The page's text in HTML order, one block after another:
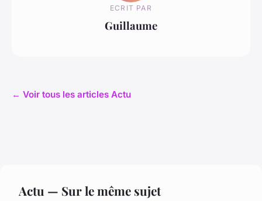
ECRIT PAR
Guillaume
← Voir tous les articles Actu
Actu — Sur le même sujet